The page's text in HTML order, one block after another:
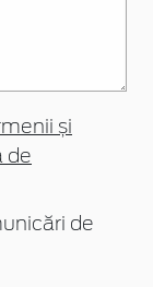
și
de
de